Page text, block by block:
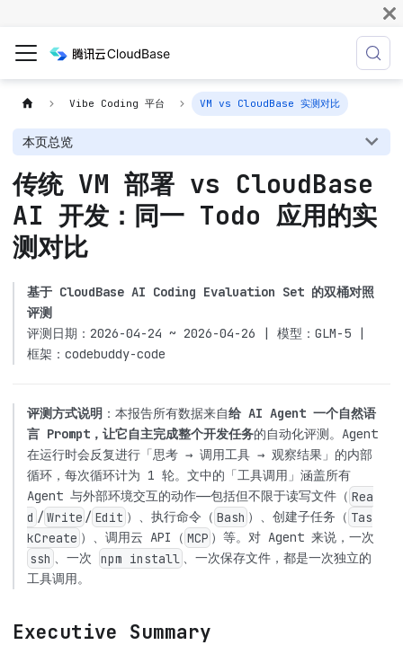
Vibe Coding 平台 VM vs CloudBase 实测对比
本页总览
传统 VM 部署 vs CloudBase
AI 开发：同一 Todo 应用的实
测对比
基于 CloudBase AI Coding Evaluation Set 的双桶对照
评测
评测日期：2026-04-24 ~ 2026-04-26 | 模型：GLM-5 |
框架：codebuddy-code
评测方式说明 ：本报告所有数据来自给 AI Agent 一个自然语
言 Prompt，让它自主完成整个开发任务的自动化评测。Agent
在运行时会反复进行「思考 → 调用工具 → 观察结果」的内部
循环，每次循环计为 1 轮。文中的「工具调用」涵盖所有
Agent 与外部环境交互的动作——包括但不限于读写文件（ Rea
d /Write / Edit ）、执行命令（ Bash ）、创建子任务（ Tas
kCreate ）、调用云 API（ MCP ）等。对 Agent 来说，一次
ssh 、一次 npm install 、一次保存文件，都是一次独立的
工具调用。
Executive Summary